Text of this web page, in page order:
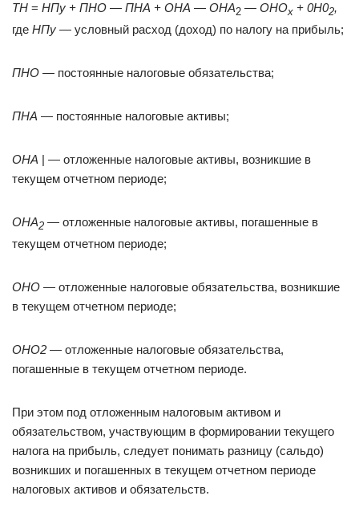
ТН = НПу + ПНО — ПНА + ОНА — ОНА2 — ОНОх + 0Н02,
где НПу — условный расход (доход) по налогу на прибыль;
ПНО — постоянные налоговые обязательства;
ПНА — постоянные налоговые активы;
ОНА | — отложенные налоговые активы, возникшие в
текущем отчетном периоде;
ОНА2 — отложенные налоговые активы, погашенные в
текущем отчетном периоде;
ОНО — отложенные налоговые обязательства, возникшие
в текущем отчетном периоде;
ОНО2 — отложенные налоговые обязательства,
погашенные в текущем отчетном периоде.
При этом под отложенным налоговым активом и
обязательством, участвующим в формировании текущего
налога на прибыль, следует понимать разницу (сальдо)
возникших и погашенных в текущем отчетном периоде
налоговых активов и обязательств.